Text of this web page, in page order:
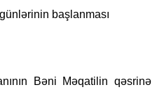
başlanması
Bəni Məqatilin qəsrinə